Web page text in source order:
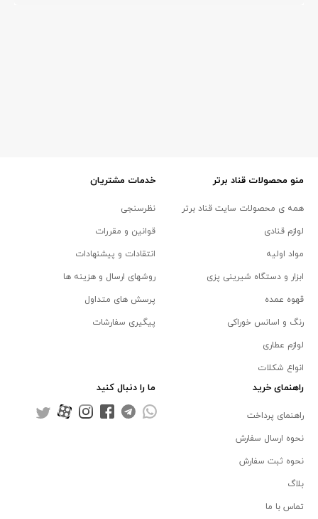
منو محصولات قناد برتر
همه ی محصولات سایت قناد برتر
لوازم قنادی
مواد اولیه
ابزار و دستگاه شیرینی پزی
قهوه عمده
رنگ و اسانس خوراکی
لوازم عطاری
انواع شکلات
خدمات مشتریان
نظرسنجی
قوانین و مقررات
انتقادات و پیشنهادات
روشهای ارسال و هزینه ها
پرسش های متداول
پیگیری سفارشات
راهنمای خرید
راهنمای پرداخت
نحوه ارسال سفارش
نحوه ثبت سفارش
بلاگ
تماس با ما
ما را دنبال کنید